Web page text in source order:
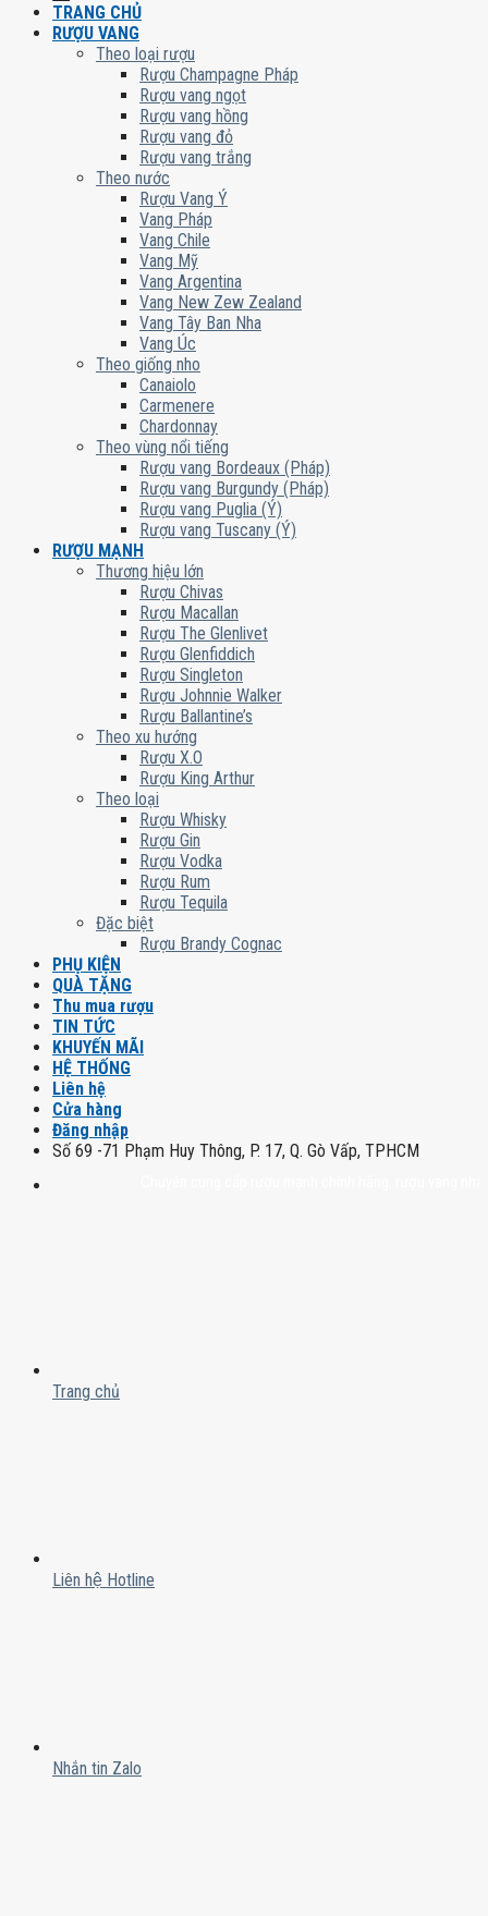
TRANG CHỦ
RƯỢU VANG
Theo loại rượu
Rượu Champagne Pháp
Rượu vang ngọt
Rượu vang hồng
Rượu vang đỏ
Rượu vang trắng
Theo nước
Rượu Vang Ý
Vang Pháp
Vang Chile
Vang Mỹ
Vang Argentina
Vang New Zew Zealand
Vang Tây Ban Nha
Vang Úc
Theo giống nho
Canaiolo
Carmenere
Chardonnay
Theo vùng nổi tiếng
Rượu vang Bordeaux (Pháp)
Rượu vang Burgundy (Pháp)
Rượu vang Puglia (Ý)
Rượu vang Tuscany (Ý)
RƯỢU MẠNH
Thương hiệu lớn
Rượu Chivas
Rượu Macallan
Rượu The Glenlivet
Rượu Glenfiddich
Rượu Singleton
Rượu Johnnie Walker
Rượu Ballantine’s
Theo xu hướng
Rượu X.O
Rượu King Arthur
Theo loại
Rượu Whisky
Rượu Gin
Rượu Vodka
Rượu Rum
Rượu Tequila
Đặc biệt
Rượu Brandy Cognac
PHỤ KIỆN
QUÀ TẶNG
Thu mua rượu
TIN TỨC
KHUYẾN MÃI
HỆ THỐNG
Liên hệ
Cửa hàng
Đăng nhập
Số 69 -71 Phạm Huy Thông, P. 17, Q. Gò Vấp, TPHCM
Trang chủ
Liên hệ Hotline
Nhắn tin Zalo